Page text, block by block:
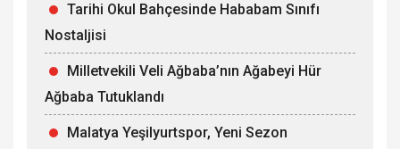
Tarihi Okul Bahçesinde Hababam Sınıfı
Nostaljisi
Milletvekili Veli Ağbaba’nın Ağabeyi Hür
Ağbaba Tutuklandı
Malatya Yeşilyurtspor, Yeni Sezon